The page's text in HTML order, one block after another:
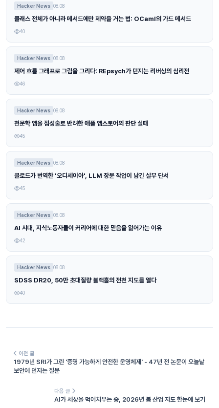
Hacker News 08.08
클래스 전체가 아니라 메서드에만 제약을 거는 법: OCaml의 가드 메서드
40
Hacker News 08.08
제어 흐름 그래프로 그림을 그리다: REpsych가 던지는 리버싱의 심리전
46
Hacker News 08.08
천문학 앱을 점성술로 반려한 애플 앱스토어의 판단 실패
45
Hacker News 08.08
클로드가 번역한 '오디세이아', LLM 장문 작업이 남긴 실무 단서
45
Hacker News 08.08
AI 시대, 지식노동자들이 커리어에 대한 믿음을 잃어가는 이유
42
Hacker News 08.08
SDSS DR20, 50만 초대질량 블랙홀의 전천 지도를 열다
40
이전 글
1979년 SRI가 그린 '증명 가능하게 안전한 운영체제' - 47년 전 논문이 오늘날
보안에 던지는 질문
다음 글
AI가 세상을 먹어치우는 중, 2026년 봄 산업 지도 한눈에 보기